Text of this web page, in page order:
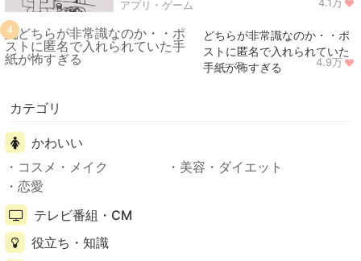
アプリ・ゲーム 4.1万
どちらが非常識なのか・・ポ
ストに匿名で入れられていた
手紙が怖すぎる
ニュース 4.9万
4
カテゴリ
かわいい
コスメ・メイク
美容・ダイエット
恋愛
テレビ番組・CM
役立ち・知識